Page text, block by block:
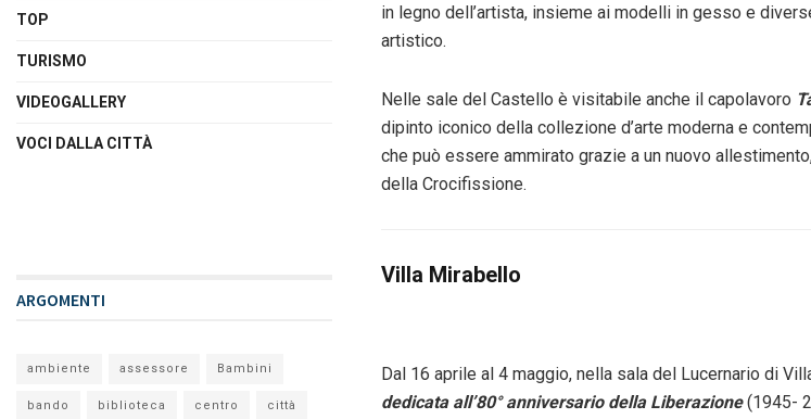
in legno dell’artista, insieme ai modelli in gesso e
artistico.
Nelle sale del Castello è visitabile anche il capolavoro
dipinto iconico della collezione d’arte moderna e
che può essere ammirato grazie a un nuovo
della Crocifissione.
Villa Mirabello
Dal 16 aprile al 4 maggio, nella sala del Lucernario di
dedicata all’80° anniversario della Liberazione(1945-
TOP
TURISMO
VIDEOGALLERY
VOCI DALLA CITTÀ
ARGOMENTI
ambiente assessore Bambini
bando biblioteca centro città